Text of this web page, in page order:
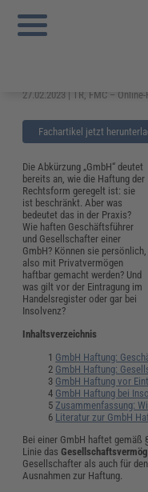
Sie sind hier:
Haftung: Wie haften
GmbH
27.02.2023 | TR, FMC –
Fachartikel jetzt
Die Abkürzung „GmbH“ deutet
bereits an, wie die Haftung der
Rechtsform geregelt ist: sie
ist beschränkt. Aber was
bedeutet das in der Praxis?
Wie haften Geschäftsführer
und Gesellschafter einer
GmbH? Können sie persönlich,
also mit Privatvermögen
haftbar gemacht werden? Und
was gilt vor der Eintragung im
Handelsregister oder gar bei
Insolvenz?
Inhaltsverzeichnis
GmbH Haftung:
GmbH Haftung:
GmbH Haftung vor
GmbH Haftung bei
Zusammenfassung:
Literatur zur GmbH
Bei einer GmbH haftet gemäß
Linie das
Gesellschafter als auch für
Ausnahmen zur Haftung.